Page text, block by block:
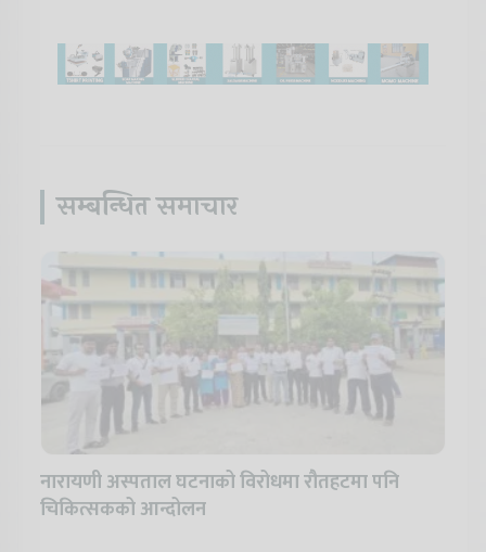
सम्बन्धित समाचार
नारायणी अस्पताल घटनाको विरोधमा रौतहटमा पनि
चिकित्सकको आन्दोलन